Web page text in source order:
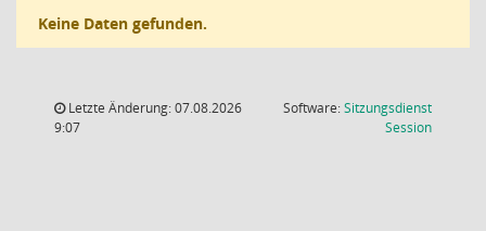
Keine Daten gefunden.
Letzte Änderung: 07.08.2026
9:07
Software:Sitzungsdienst
Session(Wird in